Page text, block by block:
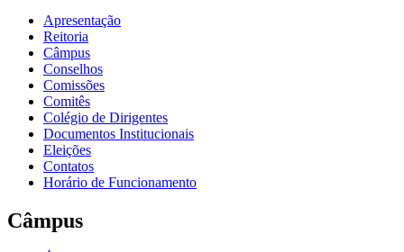
Apresentação
Reitoria
Câmpus
Conselhos
Comissões
Comitês
Colégio de Dirigentes
Documentos Institucionais
Eleições
Contatos
Horário de Funcionamento
Câmpus